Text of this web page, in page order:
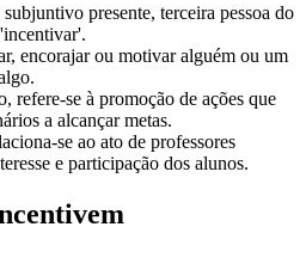
presente, terceira pessoa do
encorajar ou motivar alguém ou um
refere-se à promoção de ações que
a alcançar metas.
se ao ato de professores
e participação dos alunos.